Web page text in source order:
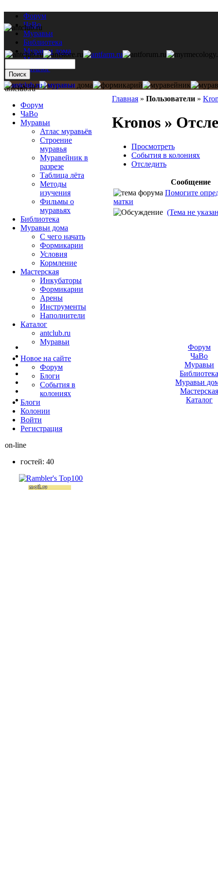
Форум
ЧаВо
Муравьи
Библиотека
Муравьи дома
Мастерская
Каталог
Главная » Пользователи »
Kronos »
Просмотреть
События в колониях
Отследить
Сообщение
Помогите
матки
(Тема не
antclub.ru
Форум
ЧаВо
Муравьи
Атлас муравьёв
Строение
муравья
Муравейник в
разрезе
Таблица лёта
Методы
изучения
Фильмы о
муравьях
Библиотека
Муравьи дома
С чего начать
Формикарии
Условия
Кормление
Мастерская
Инкубаторы
Формикарии
Арены
Инструменты
Наполнители
Каталог
antclub.ru
Муравьи
Новое на сайте
Форум
Блоги
События в
колониях
Блоги
Колонии
Войти
Peгиcтpaция
on-line
гостей: 40
Форум
ЧаВо
Муравьи
Муравьи
Мастерская
Каталог